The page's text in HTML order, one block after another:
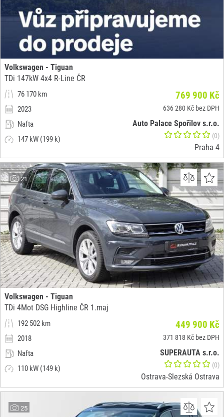
Volkswagen - Tiguan
TDi 147kW 4x4 R-Line ČR
76 170 km
2023
Nafta
147 kW (199 k)
769 900 Kč
636 280 Kč bez DPH
Auto Palace Spořilov s.r.o.
(0)
Praha 4
21
Volkswagen - Tiguan
TDi 4Mot DSG Highline ČR 1.maj
192 502 km
2018
Nafta
110 kW (149 k)
449 900 Kč
371 818 Kč bez DPH
SUPERAUTA s.r.o.
(0)
Ostrava-Slezská Ostrava
25